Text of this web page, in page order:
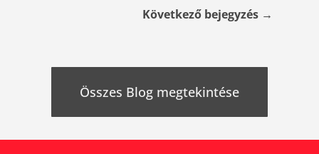
Következő bejegyzés →
Összes Blog megtekintése